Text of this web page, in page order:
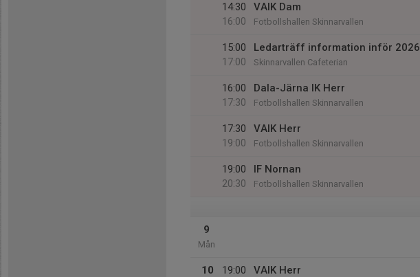
14:30
16:00
VAIK Dam
Fotbollshallen Skinnarvallen
15:00
17:00
Ledarträff information inför 2026
Skinnarvallen Cafeterian
16:00
17:30
Dala-Järna IK Herr
Fotbollshallen Skinnarvallen
17:30
19:00
VAIK Herr
Fotbollshallen Skinnarvallen
19:00
20:30
IF Nornan
Fotbollshallen Skinnarvallen
9
Mån
10
19:00
VAIK Herr